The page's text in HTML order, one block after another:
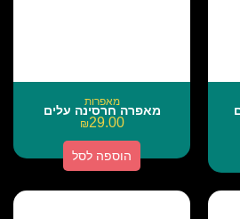
מאפרות
מאפרה חרסינה עלים
₪29.00
הוספה לסל